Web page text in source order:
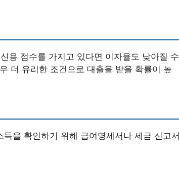
용 점수를 가지고 있다면 이자율도 낮아질 수
더 유리한 조건으로 대출을 받을 확률이 높
을 확인하기 위해 급여명세서나 세금 신고서